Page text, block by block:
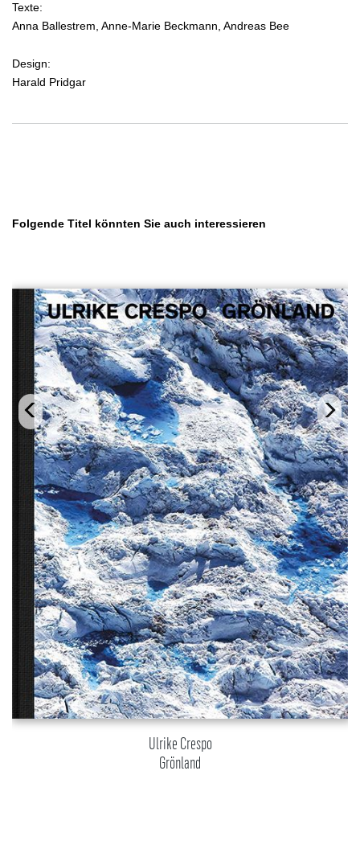
Texte:
Anna Ballestrem, Anne-Marie Beckmann, Andreas Bee
Design:
Harald Pridgar
Produktgalerie überspringen
Folgende Titel könnten Sie auch interessieren
Ulrike Crespo
Grönland